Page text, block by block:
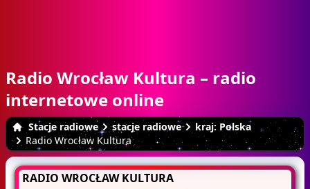
Radio Wrocław Kultura – radio
internetowe online
Stacje radiowe stacje radiowe
kraj: Polska
Radio Wrocław Kultura
RADIO WROCŁAW KULTURA